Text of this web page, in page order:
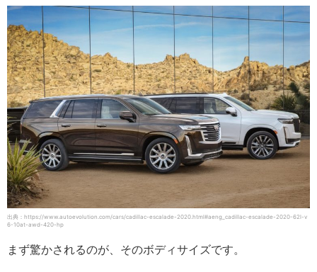
出典：https://www.autoevolution.com/cars/cadillac-escalade-2020.html#aeng_cadillac-escalade-2020-62l-v
6-10at-awd-420-hp
まず驚かされるのが、そのボディサイズです。